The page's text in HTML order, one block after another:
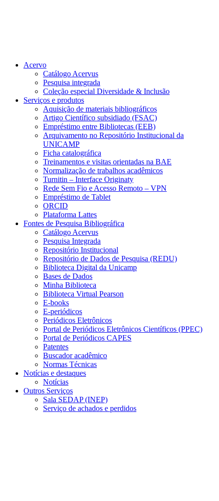
Acervo
Catálogo Acervus
Pesquisa integrada
Coleção especial Diversidade & Inclusão
Serviços e produtos
Aquisição de materiais bibliográficos
Artigo Científico subsidiado (FSAC)
Empréstimo entre Bibliotecas (EEB)
Arquivamento no Repositório Institucional da
UNICAMP
Ficha catalográfica
Treinamentos e visitas orientadas na BAE
Normalização de trabalhos acadêmicos
Turnitin – Interface Originaty
Rede Sem Fio e Acesso Remoto – VPN
Empréstimo de Tablet
ORCID
Plataforma Lattes
Fontes de Pesquisa Bibliográfica
Catálogo Acervus
Pesquisa Integrada
Repositório Institucional
Repositório de Dados de Pesquisa (REDU)
Biblioteca Digital da Unicamp
Bases de Dados
Minha Biblioteca
Biblioteca Virtual Pearson
E-books
E-periódicos
Periódicos Eletrônicos
Portal de Periódicos Eletrônicos Científicos (PPEC)
Portal de Periódicos CAPES
Patentes
Buscador acadêmico
Normas Técnicas
Notícias e destaques
Notícias
Outros Serviços
Sala SEDAP (INEP)
Serviço de achados e perdidos